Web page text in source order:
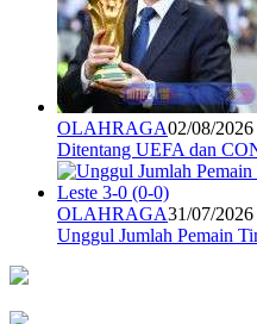
OLAHRAGA02/08/2026
Ditentang UEFA dan
OLAHRAGA31/07/2026
Unggul Jumlah Pemain